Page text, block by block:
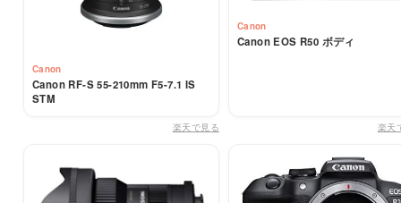
Canon
Canon RF-S 55-210mm F5-7.1 IS
STM
楽天で見る
Canon
Canon EOS R50 ボディ
楽天